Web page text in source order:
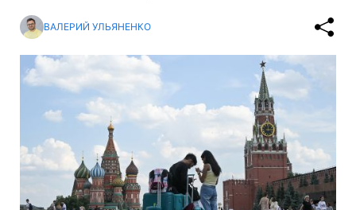
ВАЛЕРИЙ УЛЬЯНЕНКО